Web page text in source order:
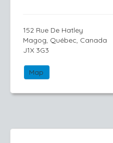
152 Rue De Hatley
Magog, Québec, Canada
J1X 3G3
Map